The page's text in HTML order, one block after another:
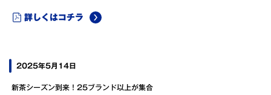
詳しくはコチラ
2025年5月14日
新茶シーズン到来！25ブランド以上が集合